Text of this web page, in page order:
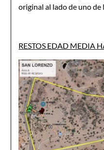
original al lado de uno
RESTOS EDAD MEDIA